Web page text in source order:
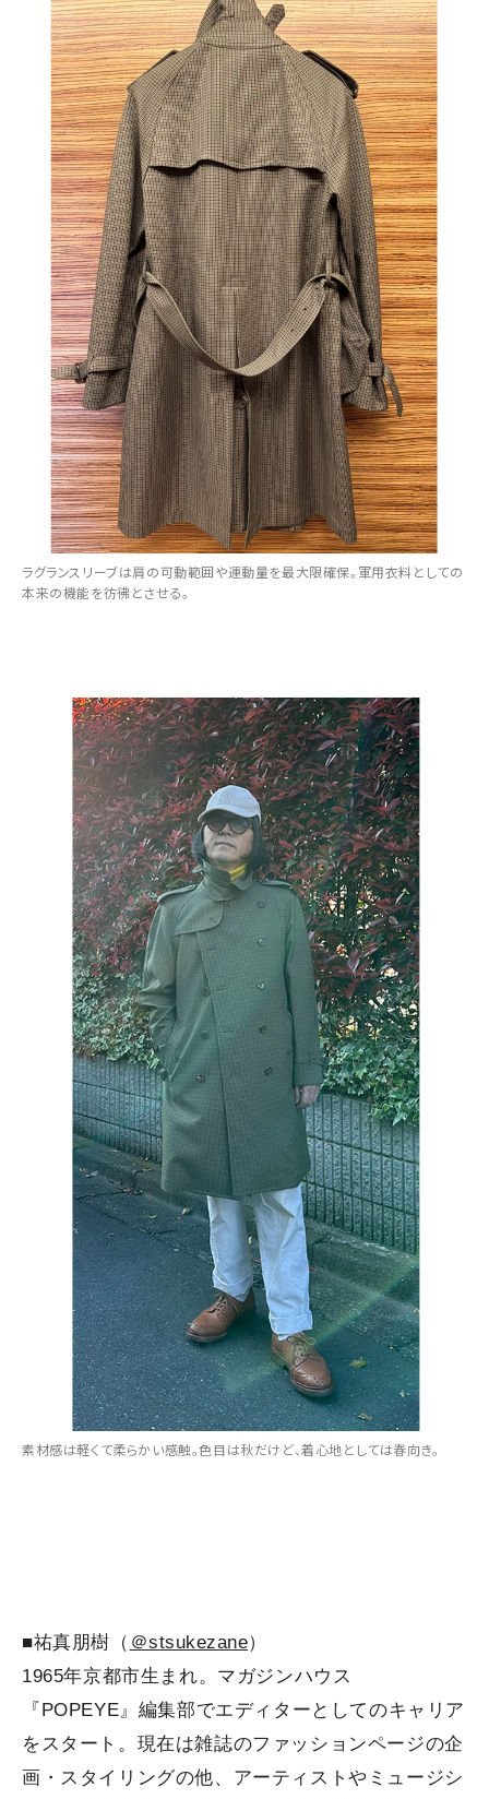
ラグランスリーブは肩の可動範囲や運動量を最大限確保。軍用衣料としての
本来の機能を彷彿とさせる。
素材感は軽くて柔らかい感触。色目は秋だけど、着心地としては春向き。
■祐真朋樹（ ＠stsukezane）
1965年京都市生まれ。マガジンハウス
『POPEYE』編集部でエディターとしてのキャリア
をスタート。現在は雑誌のファッションページの企
画・スタイリングの他、アーティストやミュージシ